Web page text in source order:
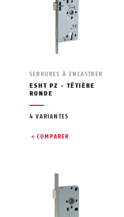
SERRURES À ENCASTRER
ESHT PZ - TÊTIÈRE
RONDE
4 VARIANTES
COMPARER